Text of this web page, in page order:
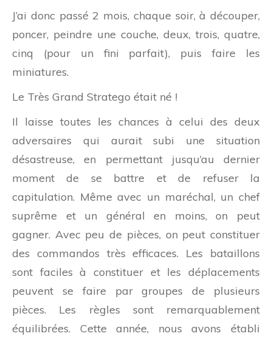
J’ai donc passé 2 mois, chaque soir, à découper,
poncer, peindre une couche, deux, trois, quatre,
cinq (pour un fini parfait), puis faire les
miniatures.
Le Très Grand Stratego était né !
Il laisse toutes les chances à celui des deux
adversaires qui aurait subi une situation
désastreuse, en permettant jusqu’au dernier
moment de se battre et de refuser la
capitulation. Même avec un maréchal, un chef
suprême et un général en moins, on peut
gagner. Avec peu de pièces, on peut constituer
des commandos très efficaces. Les bataillons
sont faciles à constituer et les déplacements
peuvent se faire par groupes de plusieurs
pièces. Les règles sont remarquablement
équilibrées. Cette année, nous avons établi